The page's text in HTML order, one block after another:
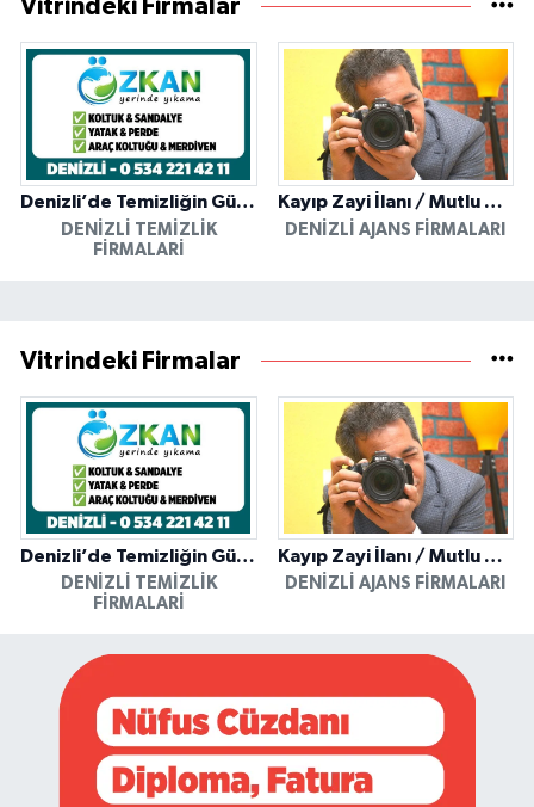
Vitrindeki Firmalar
Denizli’de Temizliğin Güvenilir Adresi: Özkan Yerinde Yıkama
DENIZLI TEMIZLIK
FIRMALARI
Kayıp Zayi İlanı / Mutlu Ajans / Denizli
DENIZLI AJANS FIRMALARI
Vitrindeki Firmalar
Denizli’de Temizliğin Güvenilir Adresi: Özkan Yerinde Yıkama
DENIZLI TEMIZLIK
FIRMALARI
Kayıp Zayi İlanı / Mutlu Ajans / Denizli
DENIZLI AJANS FIRMALARI